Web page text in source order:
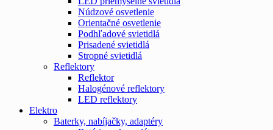
Núdzové osvetlenie
Orientačné osvetlenie
Podhľadové svietidlá
Prisadené svietidlá
Stropné svietidlá
Reflektory
Reflektor
Halogénové reflektory
LED reflektory
Elektro
Baterky, nabíjačky, adaptéry